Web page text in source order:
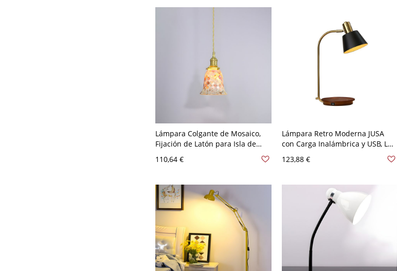
enchufable Gris
Lámpara Colgante de Mosaico,
Fijación de Latón para Isla de
110 A 120 V
110,64 €
Lámpara Retro Moderna JUSA
con Carga Inalámbrica y USB, Luz
de Lectura para Cuidado de Ojos,
Base de Madera, Negro y Latón -
123,88 €